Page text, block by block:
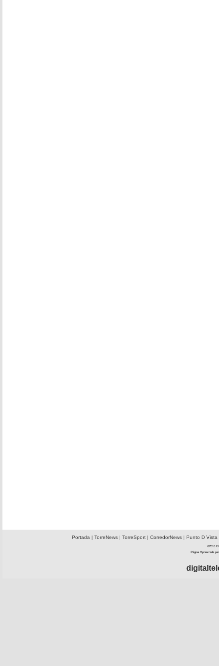
Portada | TorreNews| TorreSport| CorredorNews| Punto D Vista
©2010 El
Página Optimizada